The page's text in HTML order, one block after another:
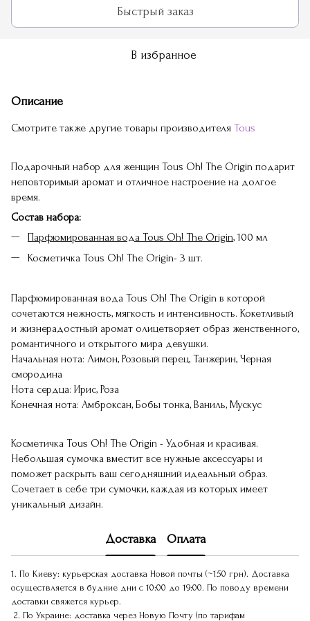
Быстрый заказ
В избранное
Описание
Смотрите также другие товары производителя Tous
Подарочный набор для женщин Tous Oh! The Origin подарит
неповторимый аромат и отличное настроение на долгое
время.
Состав набора:
Парфюмированная вода Tous Oh! The Origin, 100 мл
Косметичка Tous Oh! The Origin- 3 шт.
Парфюмированная вода Tous Oh! The Origin в которой
сочетаются нежность, мягкость и интенсивность. Кокетливый
и жизнерадостный аромат олицетворяет образ женственного,
романтичного и открытого мира девушки.
Начальная нота: Лимон, Розовый перец, Танжерин, Черная
смородина
Нота сердца: Ирис, Роза
Конечная нота: Амброксан, Бобы тонка, Ваниль, Мускус
Косметичка Tous Oh! The Origin - Удобная и красивая.
Небольшая сумочка вместит все нужные аксессуары и
поможет раскрыть ваш сегодняшний идеальный образ.
Сочетает в себе три сумочки, каждая из которых имеет
уникальный дизайн.
Доставка Оплата
1. По Киеву: курьерская доставка Новой почты (~150 грн). Доставка
осуществляется в будние дни с 10:00 до 19:00. По поводу времени
доставки свяжется курьер.
2. По Украине: доставка через Новую Почту (по тарифам